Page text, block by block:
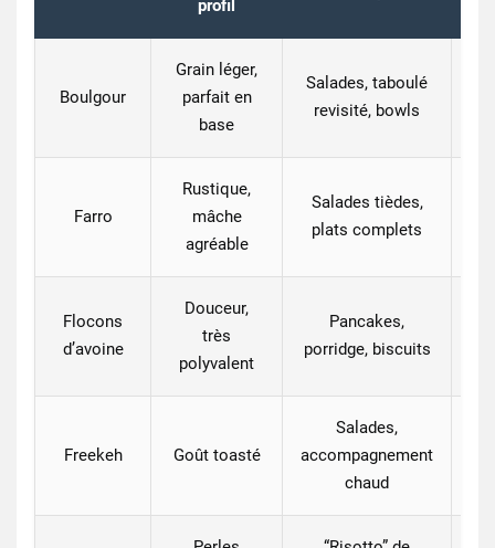
profil
Boulgour
Grain léger,
parfait en
base
Salades, taboulé
revisité, bowls
Farro
Rustique,
mâche
agréable
Salades tièdes,
plats complets
Flocons
d’avoine
Douceur,
très
polyvalent
Pancakes,
porridge, biscuits
Freekeh Goût toasté
Salades,
accompagnement
chaud